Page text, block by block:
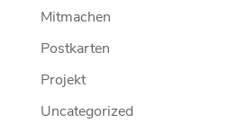
Mitmachen
Postkarten
Projekt
Uncategorized